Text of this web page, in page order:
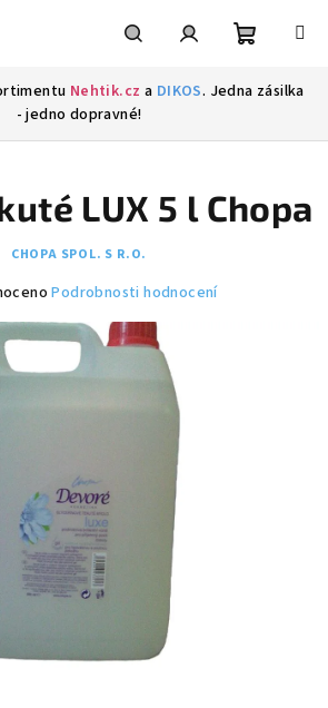
Nehtik.cz a DIKOS. Jedna zásilka
- jedno dopravné!
LUX 5 l Chopa
CHOPA SPOL. S R.O.
Podrobnosti hodnocení